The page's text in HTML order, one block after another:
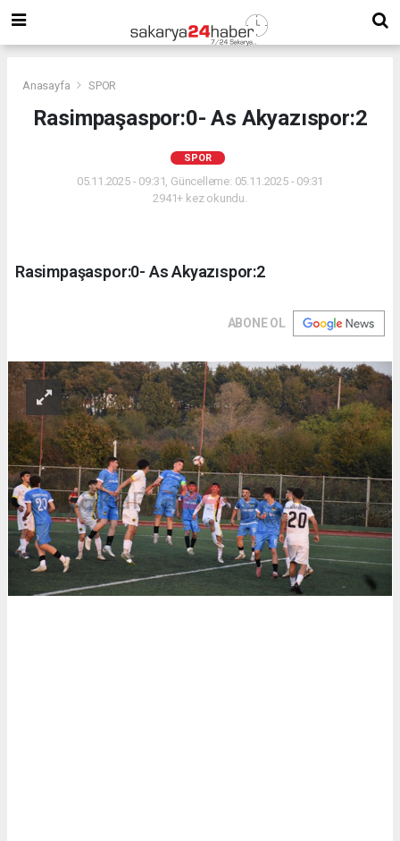
Anasayfa SPOR
Rasimpaşaspor:0- As Akyazıspor:2
SPOR
05.11.2025 - 09:31, Güncelleme: 05.11.2025 - 09:31
2941+ kez okundu.
Rasimpaşaspor:0- As Akyazıspor:2
ABONE OL